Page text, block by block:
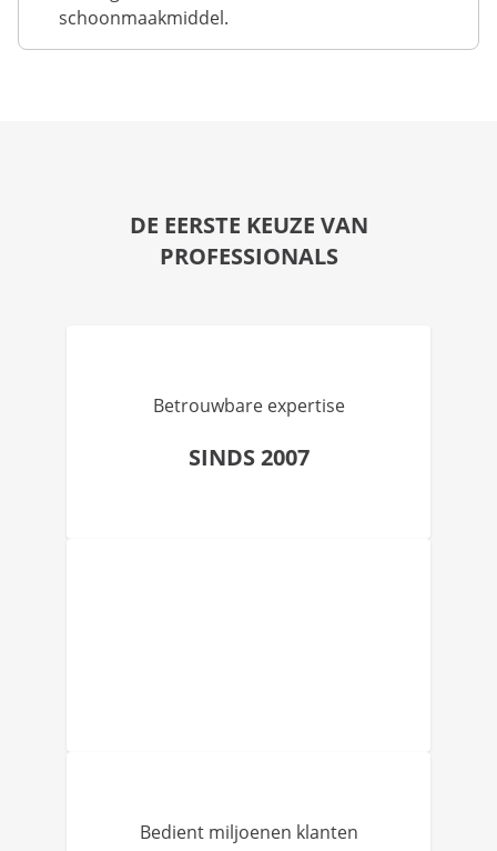
schoonmaakmiddel.
DE EERSTE KEUZE VAN
PROFESSIONALS
Betrouwbare expertise
SINDS 2007
Bedient miljoenen klanten